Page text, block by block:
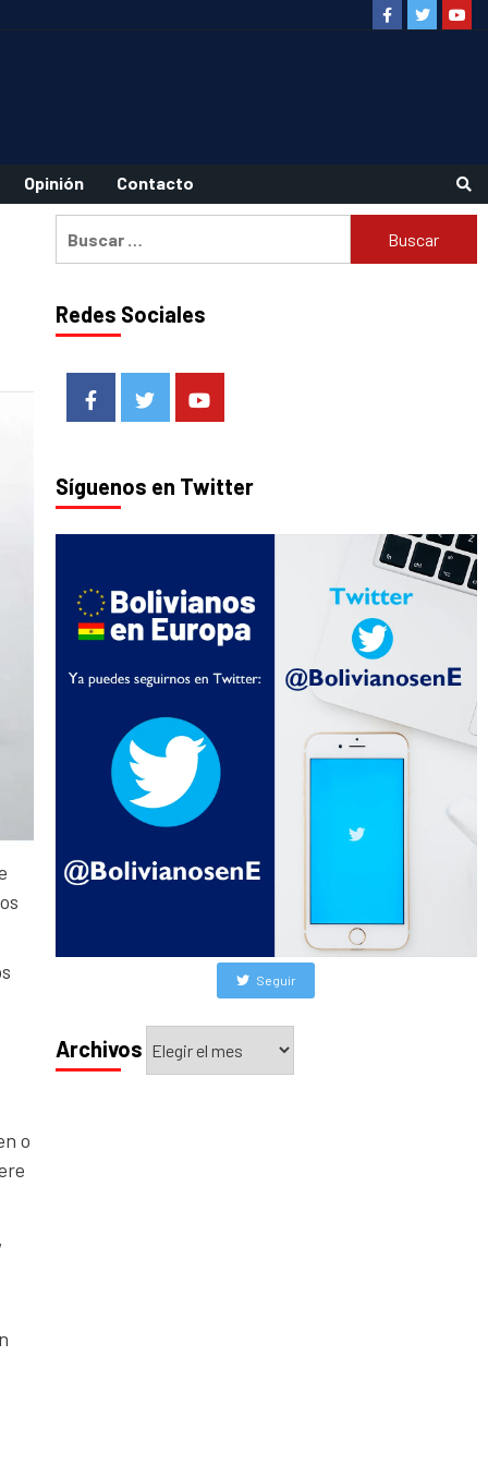
FacebookTwitter
Opinión Contacto
o
Redes Sociales
FacebookTwitterYoutube
Síguenos en Twitter
Seguir
Archivos
Archivos